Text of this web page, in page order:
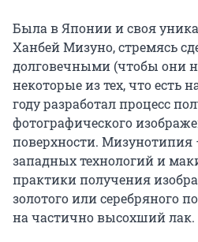
Была в Японии и своя
Ханбей Мизуно, стремясь
долговечными (чтобы они
некоторые из тех, что есть
году разработал процесс
фотографического
поверхности.
западных технологий и
практики получения
золотого или серебряного
на частично высохший лак.